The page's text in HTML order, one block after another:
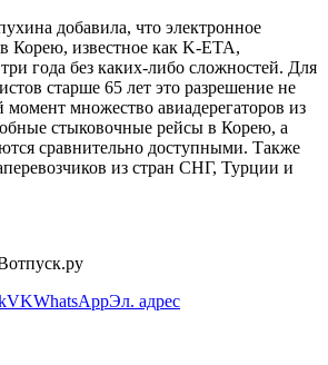
добавила, что электронное
Корею, известное как K-ETA,
года без каких-либо сложностей. Для
старше 65 лет это разрешение не
момент множество авиадерегаторов из
стыковочные рейсы в Корею, а
сравнительно доступными. Также
из стран СНГ, Турции и
VKWhatsAppЭл. адрес